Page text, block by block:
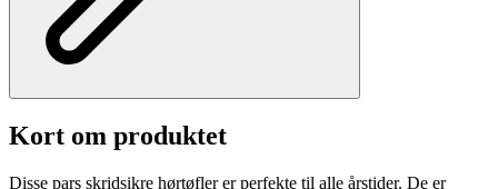
Kort om produktet
Disse pars skridsikre hørtøfler er perfekte til alle årstider. De er